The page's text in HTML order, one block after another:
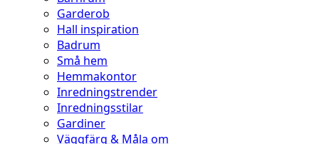
Garderob
Hall inspiration
Badrum
Små hem
Hemmakontor
Inredningstrender
Inredningsstilar
Gardiner
Väggfärg & Måla om